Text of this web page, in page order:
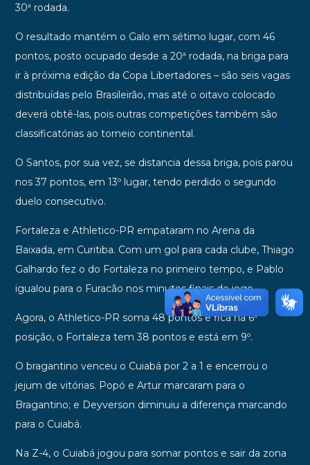
30ª rodada.
O resultado mantém o Galo em sétimo lugar, com 46
pontos, posto ocupado desde a 20ª rodada, na briga para
ir à próxima edição da Copa Libertadores – são seis vagas
distribuídas pelo Brasileirão, mas até o oitavo colocado
deverá obtê-las, pois outras competições também são
classificatórias ao torneio continental.
O Santos, por sua vez, se distancia dessa briga, pois parou
nos 37 pontos, em 13º lugar, tendo perdido o segundo
duelo consecutivo.
Fortaleza e Athletico-PR empataram no Arena da
Baixada, em Curitiba. Com um gol para cada clube, Thiago
Galhardo fez o do Fortaleza no primeiro tempo, e Pablo
igualou para o Furacão nos minutos finais do jogo.
Agora, o Athletico-PR soma 48 pontos e fica na 6ª
posição, o Fortaleza tem 38 pontos e está em 9º.
O bragantino venceu o Cuiabá por 2 a 1 e encerrou o
jejum de vitórias. Popó e Artur marcaram para o
Bragantino; e Deyverson diminuiu a diferença marcando
para o Cuiabá.
Na Z-4, o Cuiabá jogou para somar pontos e sair da zona